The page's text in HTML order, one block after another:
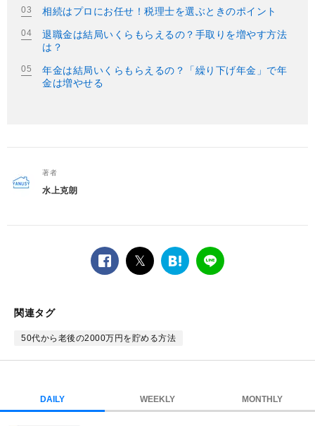
相続はプロにお任せ！税理士を選ぶときのポイント
退職金は結局いくらもらえるの？手取りを増やす方法
は？
年金は結局いくらもらえるの？「繰り下げ年金」で年
金は増やせる
著者
水上克朗
facebook
twitterは
ク
ー
LINE
関連タグ
50代から老後の2000万円を貯める方法
DAILY WEEKLY MONTHLY